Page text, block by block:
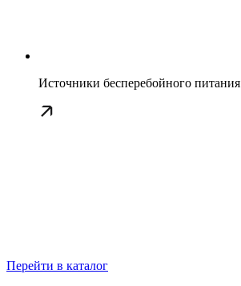
Источники бесперебойного питания
Перейти в каталог